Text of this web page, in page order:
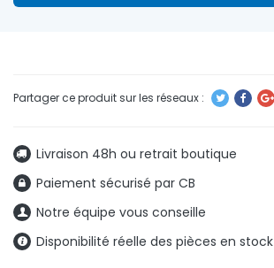
Livraison 48h ou retrait boutique
Paiement sécurisé par CB
Notre équipe vous conseille
Disponibilité réelle des pièces en stock